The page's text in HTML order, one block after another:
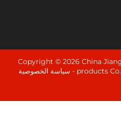
Copyright © 2026
سياسة الخصوصية